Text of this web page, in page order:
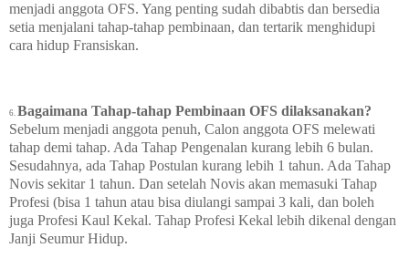
menjadi anggota OFS. Yang penting sudah dibabtis dan bersedia
setia menjalani tahap-tahap pembinaan, dan tertarik menghidupi
cara hidup Fransiskan.
Bagaimana Tahap-tahap Pembinaan OFS dilaksanakan?
Sebelum menjadi anggota penuh, Calon anggota OFS melewati
tahap demi tahap. Ada Tahap Pengenalan kurang lebih 6 bulan.
Sesudahnya, ada Tahap Postulan kurang lebih 1 tahun. Ada Tahap
Novis sekitar 1 tahun. Dan setelah Novis akan memasuki Tahap
Profesi (bisa 1 tahun atau bisa diulangi sampai 3 kali, dan boleh
juga Profesi Kaul Kekal. Tahap Profesi Kekal lebih dikenal dengan
Janji Seumur Hidup.